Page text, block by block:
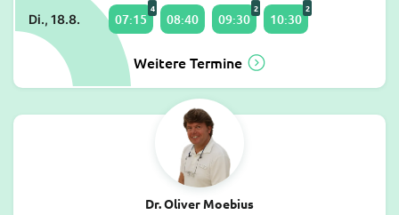
Di., 18.8. 07:15
4
08:40 09:30
2
10:30
2
Weitere Termine
Dr. Oliver Moebius